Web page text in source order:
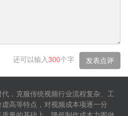
现出一种被加工过的记忆，
造油画质感，丰富灰调子中的色彩。
还可以输入300个字 发表点评
代，克服传统视频行业流程复杂、工
高等特点，对视频成本项逐一分